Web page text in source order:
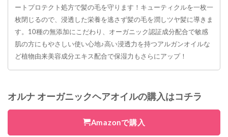
ートプロテクト処方で髪の毛を守ります！キューティクルを一枚一
枚閉じるので、浸透した栄養を逃さず髪の毛を潤しツヤ髪に導きま
す。10種の無添加にこだわり、オーガニック認証成分配合で敏感
肌の方にもやさしい使い心地♪高い浸透力を持つアルガンオイルな
ど植物由来美容成分エキス配合で保湿力もさらにアップ！
オルナ オーガニックヘアオイルの購入はコチラ
Amazonで購入